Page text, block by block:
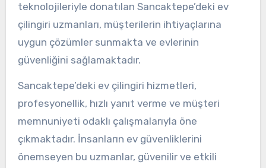
teknolojileriyle donatılan Sancaktepe’deki ev
çilingiri uzmanları, müşterilerin ihtiyaçlarına
uygun çözümler sunmakta ve evlerinin
güvenliğini sağlamaktadır.
Sancaktepe’deki ev çilingiri hizmetleri,
profesyonellik, hızlı yanıt verme ve müşteri
memnuniyeti odaklı çalışmalarıyla öne
çıkmaktadır. İnsanların ev güvenliklerini
önemseyen bu uzmanlar, güvenilir ve etkili